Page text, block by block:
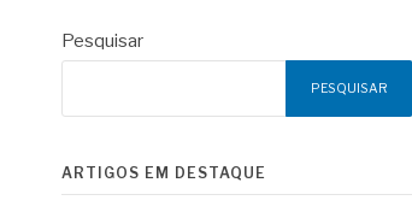
Pesquisar
PESQUISAR
ARTIGOS EM DESTAQUE